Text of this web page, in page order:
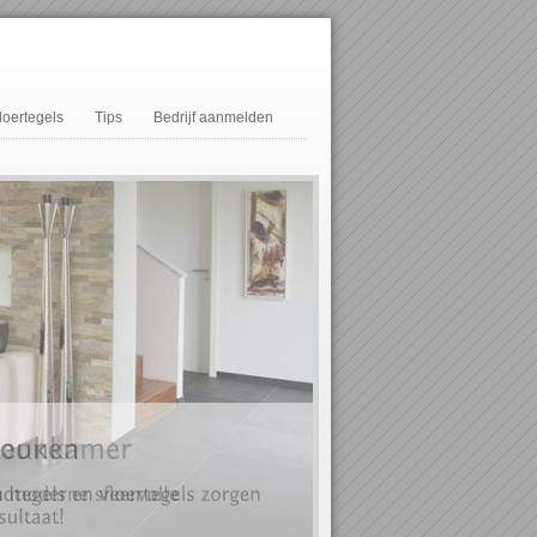
Tips Bedrijf aanmelden